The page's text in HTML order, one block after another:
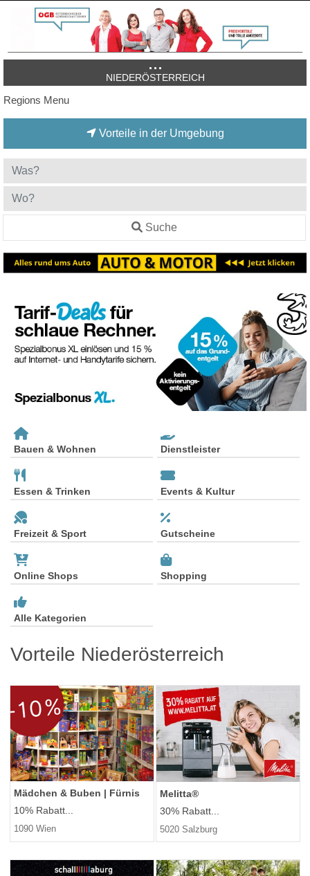
NIEDERÖSTERREICH
Regions Menu
Vorteile in der Umgebung
Suche
Bauen & Wohnen Dienstleister
Essen & Trinken Events & Kultur
Freizeit & Sport Gutscheine
Online Shops Shopping
Alle Kategorien
Vorteile Niederösterreich
Mädchen & Buben | Fürnis
10% Rabatt...
1090 Wien
Melitta®
30% Rabatt...
5020 Salzburg